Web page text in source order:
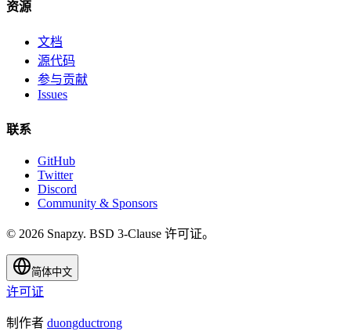
资源
文档
源代码
参与贡献
Issues
联系
GitHub
Twitter
Discord
Community & Sponsors
© 2026 Snapzy. BSD 3-Clause 许可证。
简体中文
许可证
制作者 duongductrong